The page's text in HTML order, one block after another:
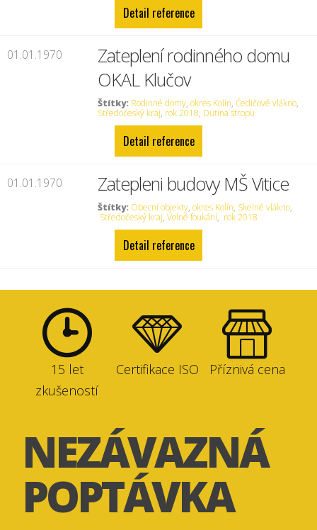
Detail reference
01.01.1970
Zateplení rodinného domu
OKAL Klučov
Štítky: Rodinné domy,okres Kolín,Čedičové vlákno,
Středočeský kraj, rok 2018, Dutina stropu
Detail reference
01.01.1970 Zatepleni budovy MŠ Vitice
Štítky: Obecní objekty,okres Kolín, Skelné vlákno,
Středočeský kraj,Volné foukání, rok 2018
Detail reference
15 let
zkušeností
Certifikace ISO Příznivá cena
NEZÁVAZNÁ
POPTÁVKA